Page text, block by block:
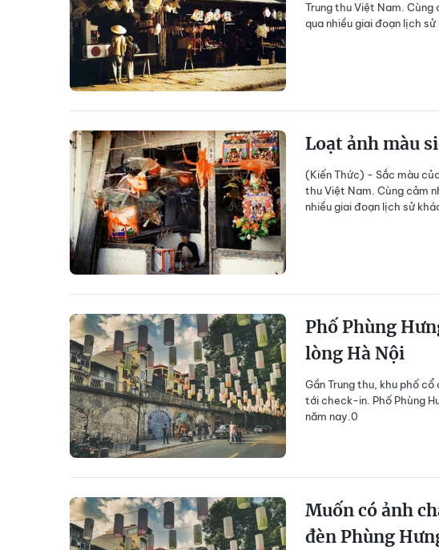
Trung thu Việt Nam.
qua nhiều giai đoạn lịch sử
Loạt ảnh màu
(Kiến Thức) - Sắc màu
thu Việt Nam. Cùng cảm
nhiều giai đoạn lịch sử
Phố Phùng
lòng Hà Nội
Gần Trung thu, khu phố
tới check-in. Phố Phùng
năm nay.0
Muốn có ảnh
đèn Phùng